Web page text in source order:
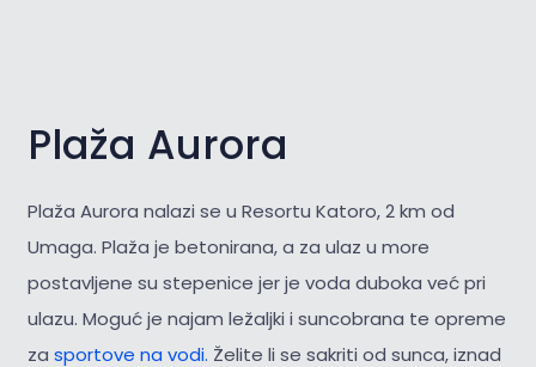
Plaža Aurora
Plaža Aurora nalazi se u Resortu Katoro, 2 km od
Umaga. Plaža je betonirana, a za ulaz u more
postavljene su stepenice jer je voda duboka već pri
ulazu. Moguć je najam ležaljki i suncobrana te opreme
za sportove na vodi. Želite li se sakriti od sunca, iznad